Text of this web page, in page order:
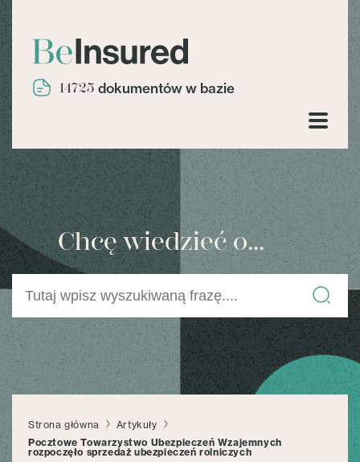
14725 dokumentów w bazie
Chcę wiedzieć o...
Strona główna
Artykuły
Pocztowe Towarzystwo Ubezpieczeń Wzajemnych
rozpoczęło sprzedaż ubezpieczeń rolniczych